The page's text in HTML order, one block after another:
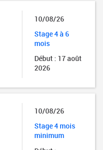
10/08/26
Stage 4 à 6
mois
Début : 17 août
2026
10/08/26
Stage 4 mois
minimum